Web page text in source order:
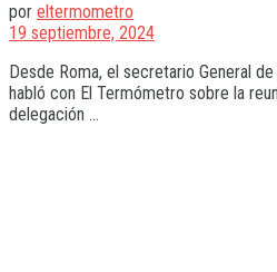
por eltermometro
19 septiembre, 2024
Desde Roma, el secretario General de
habló con El Termómetro sobre la
delegación ...